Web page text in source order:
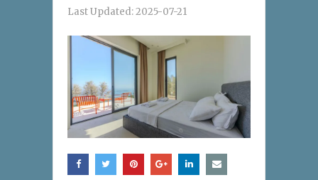
Last Updated:2025-07-21